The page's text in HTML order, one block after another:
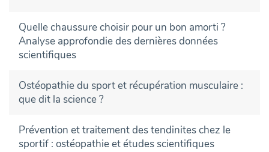
Quelle chaussure choisir pour un bon amorti ?
Analyse approfondie des dernières données
scientifiques
Ostéopathie du sport et récupération musculaire :
que dit la science ?
Prévention et traitement des tendinites chez le
sportif : ostéopathie et études scientifiques